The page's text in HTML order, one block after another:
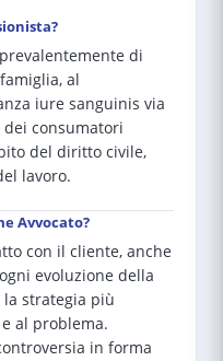
di
al
iure sanguinis via
consumatori
del diritto civile,
lavoro.
Avvocato?
con il cliente, anche
evoluzione della
strategia più
al problema.
in forma